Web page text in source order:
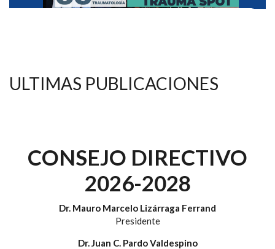
ULTIMAS PUBLICACIONES
CONSEJO DIRECTIVO
2026-2028
Dr. Mauro Marcelo Lizárraga Ferrand
Presidente
Dr. Juan C. Pardo Valdespino